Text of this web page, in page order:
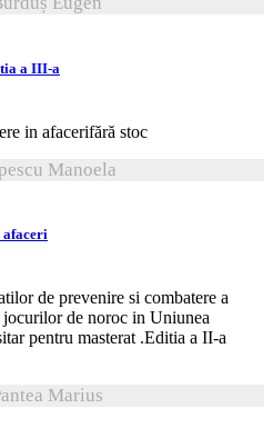
a III-a
fără stoc
Manoela
afaceri
Marius